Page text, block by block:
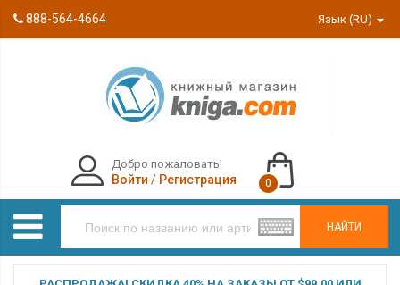
888-564-4664 Язык (RU)
НАЙТИ
Добро пожаловать!
Войти / Регистрация 0